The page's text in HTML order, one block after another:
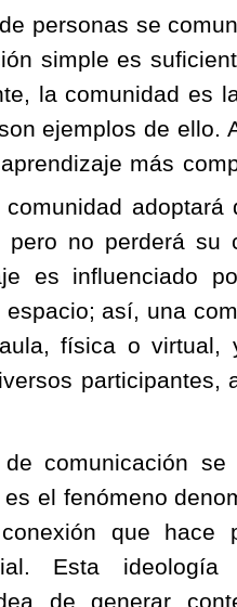
personas se
simple es
la comunidad es
ejemplos de ello.
más
comunidad adoptará
pero no perderá su
es influenciado
así, una
física o virtual,
participantes,
comunicación
el fenómeno
que hace
Esta
de generar